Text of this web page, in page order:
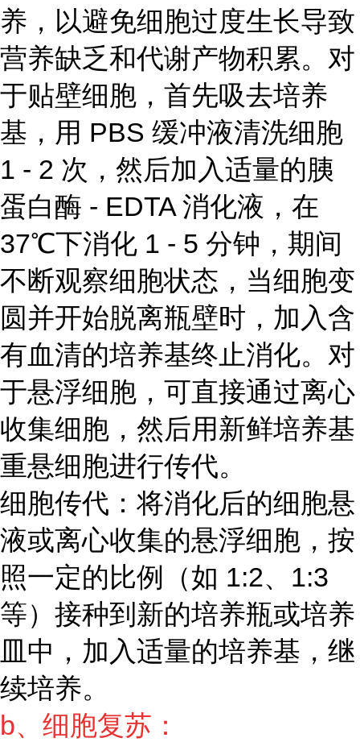
养，以避免细胞过度生长导致
营养缺乏和代谢产物积累。对
于贴壁细胞，首先吸去培养
基，用 PBS 缓冲液清洗细胞
1 - 2 次，然后加入适量的胰
蛋白酶 - EDTA 消化液，在
37℃下消化 1 - 5 分钟，期间
不断观察细胞状态，当细胞变
圆并开始脱离瓶壁时，加入含
有血清的培养基终止消化。对
于悬浮细胞，可直接通过离心
收集细胞，然后用新鲜培养基
重悬细胞进行传代。
细胞传代：将消化后的细胞悬
液或离心收集的悬浮细胞，按
照一定的比例（如 1:2、1:3
等）接种到新的培养瓶或培养
皿中，加入适量的培养基，继
续培养。
b、细胞复苏：